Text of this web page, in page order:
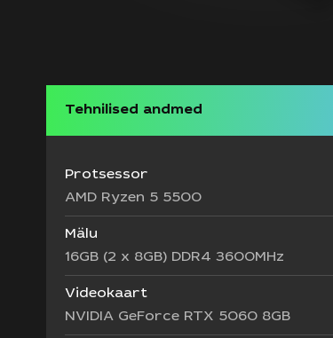
Tehnilised andmed
Protsessor
AMD Ryzen 5 5500
Mälu
16GB (2 x 8GB) DDR4 3600MHz
Videokaart
NVIDIA GeForce RTX 5060 8GB